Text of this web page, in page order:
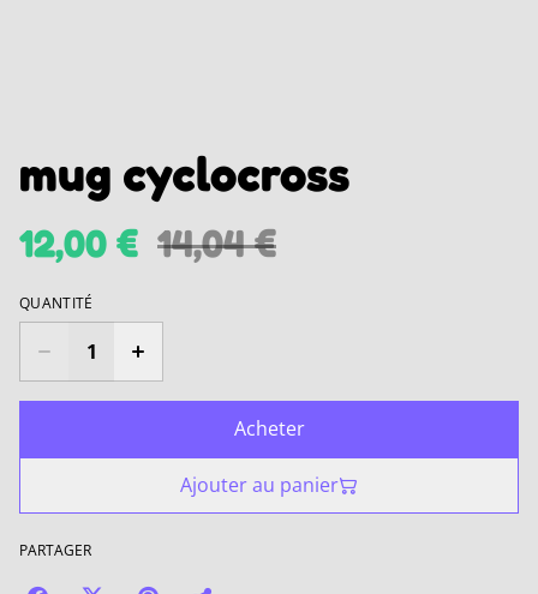
mug cyclocross
12,00 € 14,04 €
QUANTITÉ
Acheter
Ajouter au panier
PARTAGER